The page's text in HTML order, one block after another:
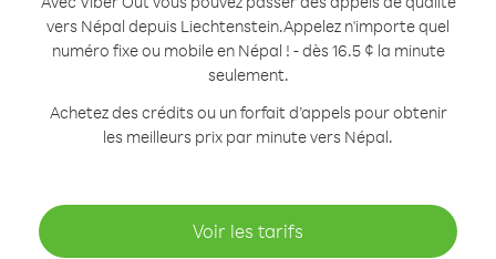
vers Népal depuis Liechtenstein.Appelez n'importe quel
numéro fixe ou mobile en Népal ! - dès 16.5 ¢ la minute
seulement.
Achetez des crédits ou un forfait d’appels pour obtenir
les meilleurs prix par minute vers Népal.
Voir les tarifs